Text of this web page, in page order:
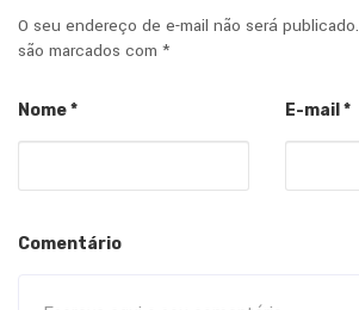
O seu endereço de e-mail não será publicado.
são marcados com *
Nome* E-mail *
Comentário